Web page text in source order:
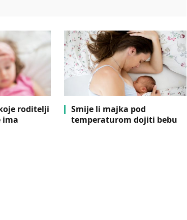
roditelji
ima
Smije li majka pod
temperaturom dojiti bebu